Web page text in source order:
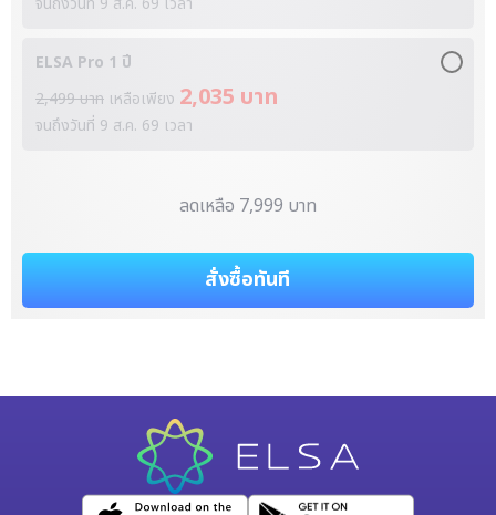
ELSA Pro 1 ปี
2,499 บาท เหลือเพียง 2,035 บาท
จนถึงวันที่ 9 ส.ค. 69 เวลา
ลดเหลือ 7,999 บาท
สั่งซื้อทันที